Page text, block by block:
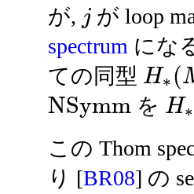
が, j が loop
spectrum にな
ての同型 H∗ (
NSymm を H∗
この Thom
り [BR08] の